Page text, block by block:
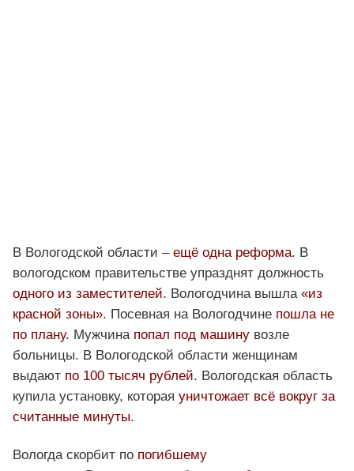
В Вологодской области – ещё одна реформа. В
вологодском правительстве упразднят должность
одного из заместителей. Вологодчина вышла «из
красной зоны». Посевная на Вологодчине пошла не
по плану. Мужчина попал под машину возле
больницы. В Вологодской области женщинам
выдают по 100 тысяч рублей. Вологодская область
купила установку, которая уничтожает всё вокруг за
считанные минуты.
Вологда скорбит по погибшему